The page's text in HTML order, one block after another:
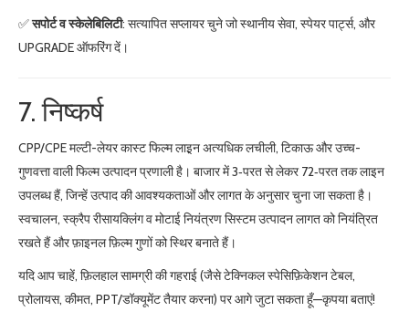
✅सपोर्ट व स्केलेबिलिटी: सत्यापित सप्लायर चुने जो स्थानीय सेवा, स्पेयर पार्ट्स, और
UPGRADE ऑफरिंग दें।
7. निष्कर्ष
CPP/CPE मल्टी-लेयर कास्ट फिल्म लाइ़न अत्यधिक लचीली, टिकाऊ और उच्च-
गुणवत्ता वाली फिल्म उत्पादन प्रणाली है। बाजार में 3‑परत से लेकर 72‑परत तक लाइन
उपलब्ध हैं, जिन्हें उत्पाद की आवश्यकताओं और लागत के अनुसार चुना जा सकता है।
स्वचालन, स्क्रैप रीसायक्लिंग व मोटाई नियंत्रण सिस्टम उत्पादन लागत को नियंत्रित
रखते हैं और फ़ाइनल फ़िल्म गुणों को स्थिर बनाते हैं।
यदि आप चाहें, फ़िलहाल सामग्री की गहराई (जैसे टेक्निकल स्पेसिफ़िकेशन टेबल,
प्रोलायस, कीमत, PPT/डॉक्यूमेंट तैयार करना) पर आगे जुटा सकता हूँ—कृपया बताएं!